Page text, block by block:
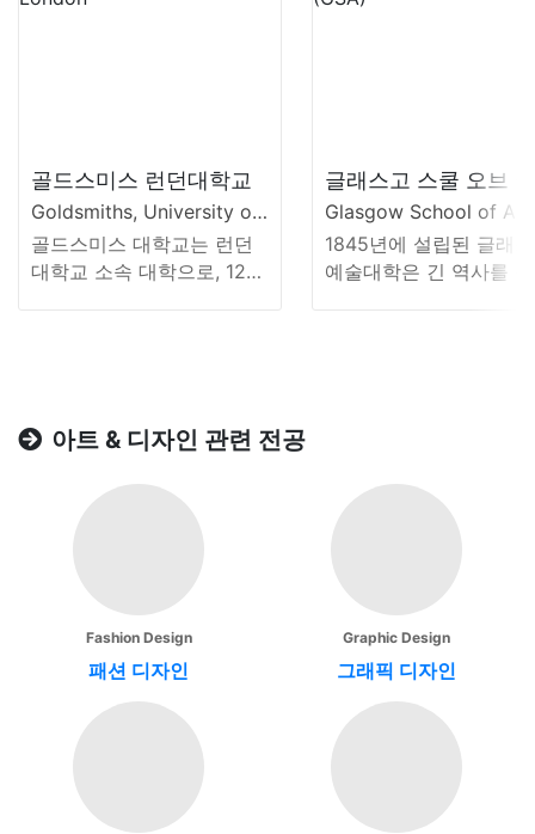
골드스미스 런던대학교
Goldsmiths, University of London
골드스미스 대학교는 런던
대학교 소속 대학으로, 120
글래스고 스쿨 오브
1845년에 설립된 글래
예술대학은 긴 역사를
아트 & 디자인 관련 전공
Fashion Design
패션 디자인
Graphic Design
그래픽 디자인